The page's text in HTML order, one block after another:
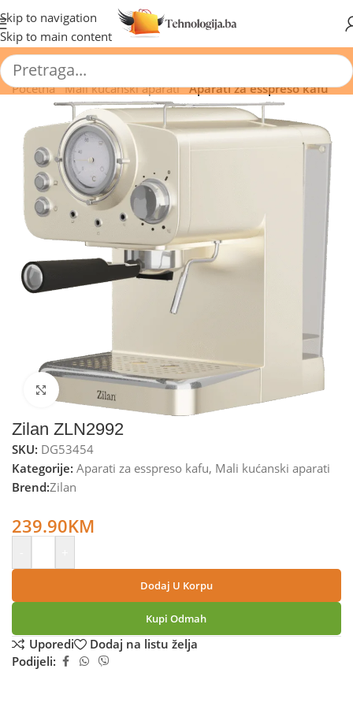
Skip to navigation
Skip to main content
🔥 Pogledajte aktuelne akcije 🔥
Početna/ Mali kućanski aparati/ Aparati za esspreso kafu
Kliknite za uvećanje
Zilan ZLN2992
SKU: DG53454
Kategorije: Aparati za esspreso kafu, Mali kućanski aparati
Brend:Zilan
239.90KM
Dodaj U Korpu
Kupi Odmah
Uporedi
Dodaj na listu želja
Podijeli: